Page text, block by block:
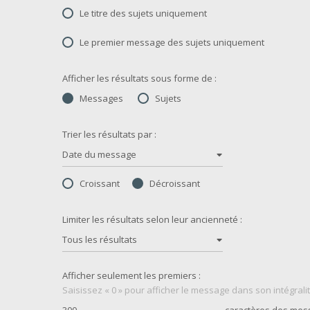
Le titre des sujets uniquement
Le premier message des sujets uniquement
Afficher les résultats sous forme de :
Messages
Sujets
Trier les résultats par :
Date du message
Croissant Décroissant
Limiter les résultats selon leur ancienneté :
Tous les résultats
Afficher seulement les premiers :
Saisissez « 0 » pour afficher le message dans son